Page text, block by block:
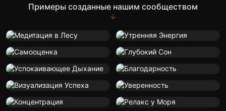
Примеры созданные нашим сообществом